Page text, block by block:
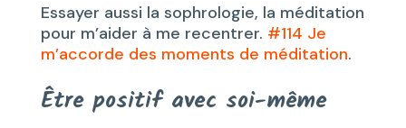
Essayer aussi la sophrologie, la méditation
pour m’aider à me recentrer. #114 Je
m’accorde des moments de méditation.
Être positif avec soi-même